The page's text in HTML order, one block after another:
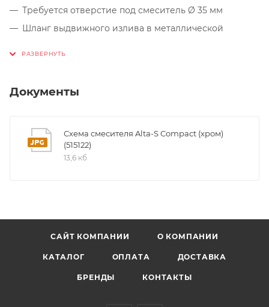
Требуется отверстие под смеситель Ø 35 мм
Шланг выдвижного излива в металлической
Керамический дисковый картридж
450 мм с гайкой ⅜“
Стабилизирующая пластина для большей
устойчивости смесителя
Документы
Схема смесителя Alta-S Compact (хром)
(515122)
13,6 кб
САЙТ КОМПАНИИ О КОМПАНИИ
КАТАЛОГ ОПЛАТА ДОСТАВКА
БРЕНДЫ КОНТАКТЫ